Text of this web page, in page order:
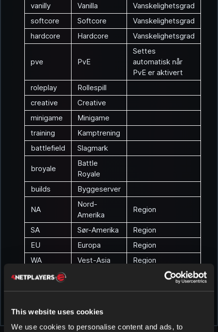
This website uses cookies
We use cookies to personalise content and ads, to
vanilly
Vanilla
Vanskelighetsgrad
softcore
Softcore
Vanskelighetsgrad
hardcore
Hardcore Vanskelighetsgrad
pve PvE
Settes
automatisk når
PvE er aktivert
roleplay
Rollespill
creative
Creative
minigame
Minigame
training
Kamptrening
battlefield
Slagmark
broyale
Battle
Royale
builds
Byggeserver
NA
Nord-
Amerika
Region
SA Sør-Amerika
Region
EU
Europa
Region
WA
Vest-Asia
Region
EA
OC
Oseania
Region